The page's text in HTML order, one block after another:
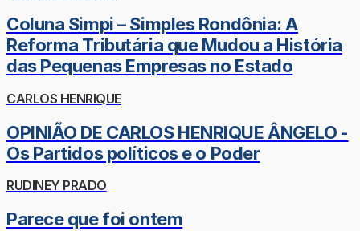
Coluna Simpi – Simples Rondônia: A
Reforma Tributária que Mudou a História
das Pequenas Empresas no Estado
CARLOS HENRIQUE
OPINIÃO DE CARLOS HENRIQUE ÂNGELO -
Os Partidos políticos e o Poder
RUDINEY PRADO
Parece que foi ontem